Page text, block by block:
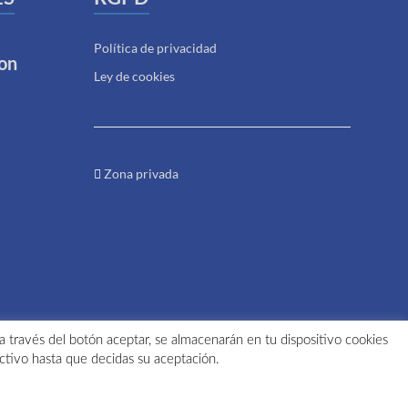
Política de privacidad
Ley de cookies
Zona privada
del botón aceptar, se almacenarán en tu dispositivo cookies
hasta que decidas su aceptación.